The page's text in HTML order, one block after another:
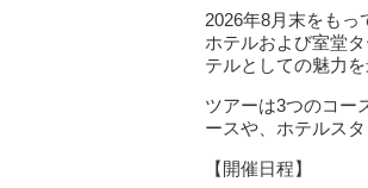
2026年8月末をもっ
ホテルおよび室堂
テルとしての魅力
ツアーは3つのコー
ースや、ホテルス
【開催日程】